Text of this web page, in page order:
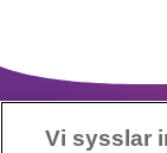
Vi sysslar